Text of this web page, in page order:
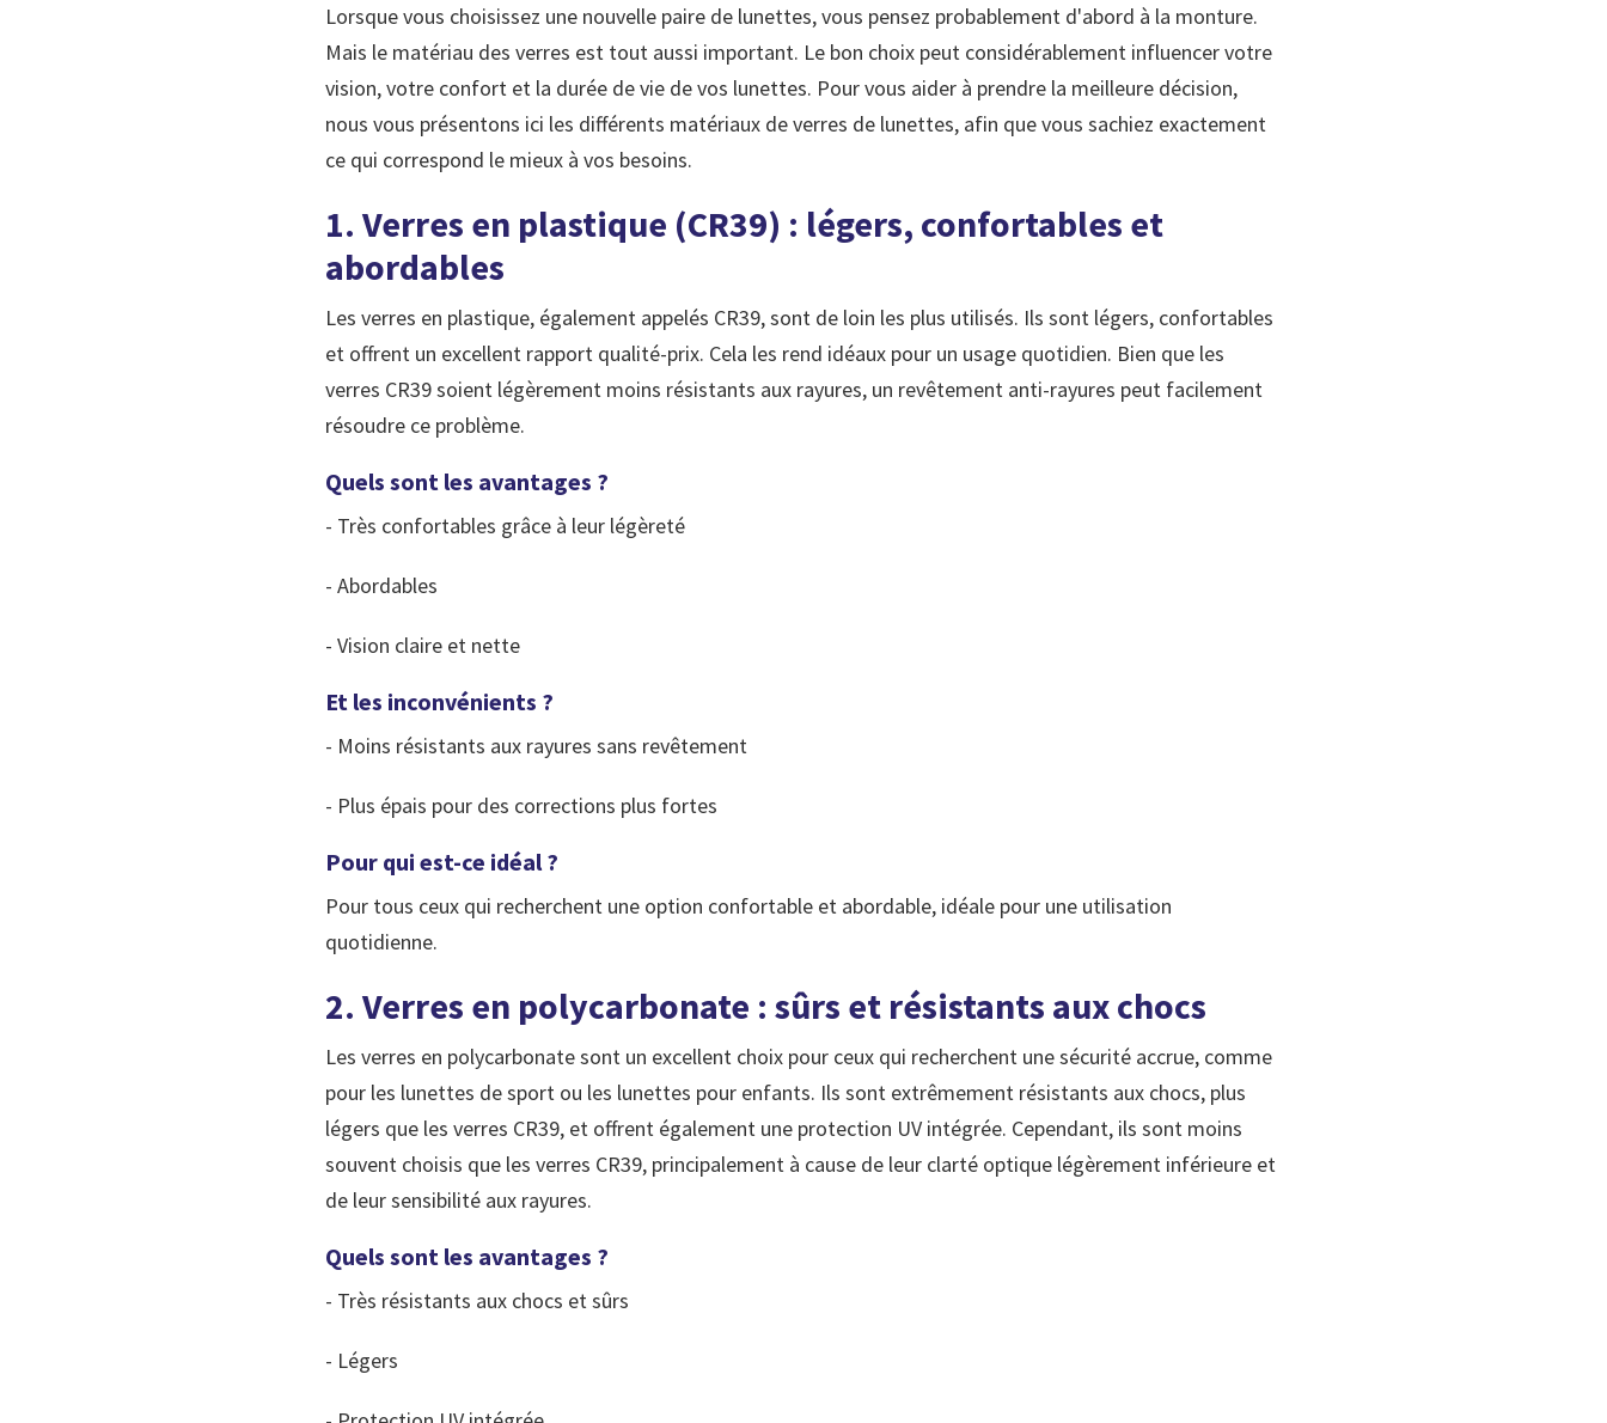
Lorsque vous choisissez une nouvelle paire de lunettes, vous pensez probablement d'abord à la monture.
Mais le matériau des verres est tout aussi important. Le bon choix peut considérablement influencer votre
vision, votre confort et la durée de vie de vos lunettes. Pour vous aider à prendre la meilleure décision,
nous vous présentons ici les différents matériaux de verres de lunettes, afin que vous sachiez exactement
ce qui correspond le mieux à vos besoins.
1. Verres en plastique (CR39) : légers, confortables et
abordables
Les verres en plastique, également appelés CR39, sont de loin les plus utilisés. Ils sont légers, confortables
et offrent un excellent rapport qualité-prix. Cela les rend idéaux pour un usage quotidien. Bien que les
verres CR39 soient légèrement moins résistants aux rayures, un revêtement anti-rayures peut facilement
résoudre ce problème.
Quels sont les avantages ?
- Très confortables grâce à leur légèreté
- Abordables
- Vision claire et nette
Et les inconvénients ?
- Moins résistants aux rayures sans revêtement
- Plus épais pour des corrections plus fortes
Pour qui est-ce idéal ?
Pour tous ceux qui recherchent une option confortable et abordable, idéale pour une utilisation
quotidienne.
2. Verres en polycarbonate : sûrs et résistants aux chocs
Les verres en polycarbonate sont un excellent choix pour ceux qui recherchent une sécurité accrue, comme
pour les lunettes de sport ou les lunettes pour enfants. Ils sont extrêmement résistants aux chocs, plus
légers que les verres CR39, et offrent également une protection UV intégrée. Cependant, ils sont moins
souvent choisis que les verres CR39, principalement à cause de leur clarté optique légèrement inférieure et
de leur sensibilité aux rayures.
Quels sont les avantages ?
- Très résistants aux chocs et sûrs
- Légers